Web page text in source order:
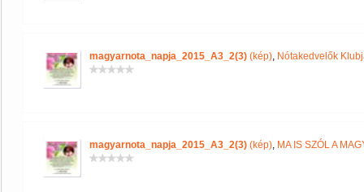
magyarnota_napja_2015_A3_2(3) (kép), Nótakedvelők
magyarnota_napja_2015_A3_2(3) (kép), MA IS SZÓL A